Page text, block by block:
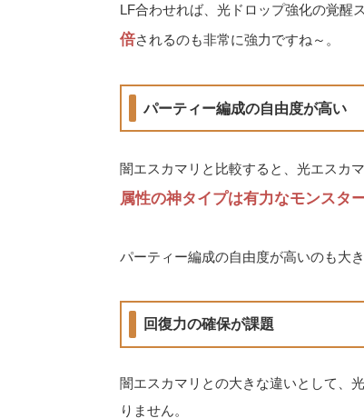
LF合わせれば、光ドロップ強化の覚醒
倍されるのも非常に強力ですね～。
パーティー編成の自由度が高い
闇エスカマリと比較すると、光エスカ
属性の神タイプは有力なモンスタ
パーティー編成の自由度が高いのも大
回復力の確保が課題
闇エスカマリとの大きな違いとして、
りません。